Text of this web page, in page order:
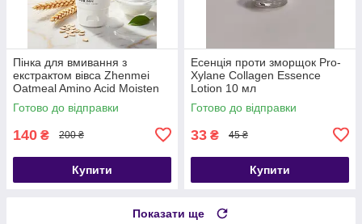
Пінка для вмивання з
екстрактом вівса Zhenmei
Oatmeal Amino Acid Moisten
Facial Cleanser 168 мл
Готово до відправки
140 ₴ 200 ₴
Купити
Есенція проти зморщок Pro-
Xylane Collagen Essence
Lotion 10 мл
Готово до відправки
33 ₴ 45 ₴
Купити
Показати ще